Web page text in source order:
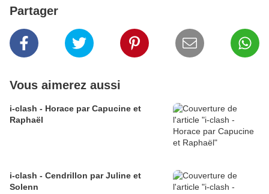
Partager
Vous aimerez aussi
i-clash - Horace par Capucine et
Raphaël
i-clash - Cendrillon par Juline et
Solenn